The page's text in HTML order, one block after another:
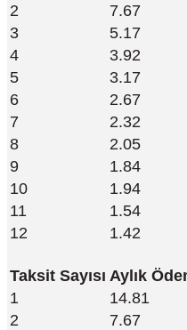
2
7.67
3
5.17
4
3.92
5
3.17
6
2.67
7
2.32
8
2.05
9
1.84
10
1.94
11
1.54
12
1.42
Taksit Sayısı Aylık
1
14.81
2
7.67